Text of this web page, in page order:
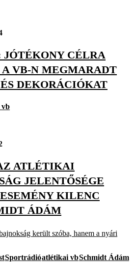
CÉLRA
VB-N MEGMARADT
DEKORÁCIÓKAT
vb
ATLÉTIKAI
JELENTŐSÉGE
KILENC
ÁDÁM
került szóba, hanem a nyári
Sportrádióatlétikai vbSchmidt Ádám